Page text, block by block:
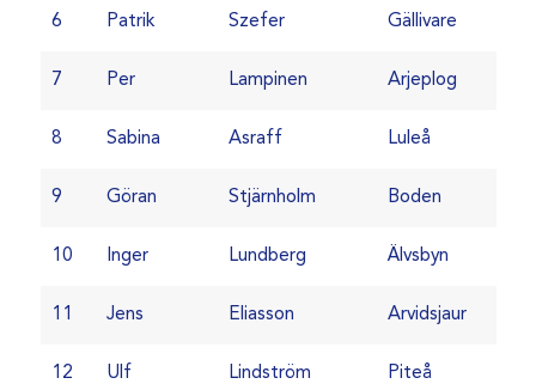
6 Patrik Szefer Gällivare
7 Per Lampinen Arjeplog
8 Sabina Asraff Luleå
9 Göran Stjärnholm Boden
10 Inger Lundberg Älvsbyn
11 Jens Eliasson Arvidsjaur
12 Ulf Lindström Piteå